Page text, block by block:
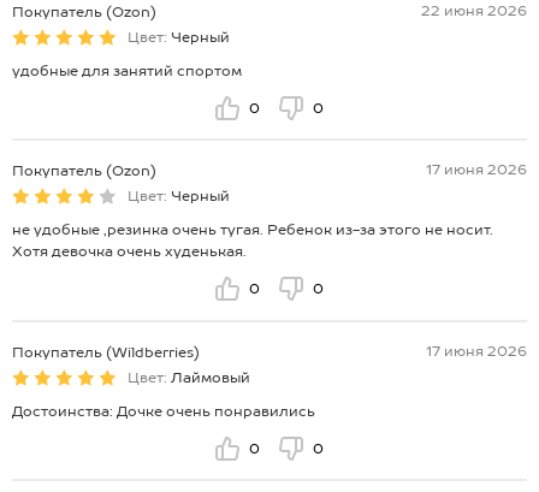
Покупатель (Ozon)
22 июня 2026
Цвет: Черный
удобные для занятий спортом
0 0
Покупатель (Ozon)
17 июня 2026
Цвет: Черный
не удобные ,резинка очень тугая. Ребенок из-за этого не носит.
Хотя девочка очень худенькая.
0 0
Покупатель (Wildberries)
17 июня 2026
Цвет: Лаймовый
Достоинства: Дочке очень понравились
0 0